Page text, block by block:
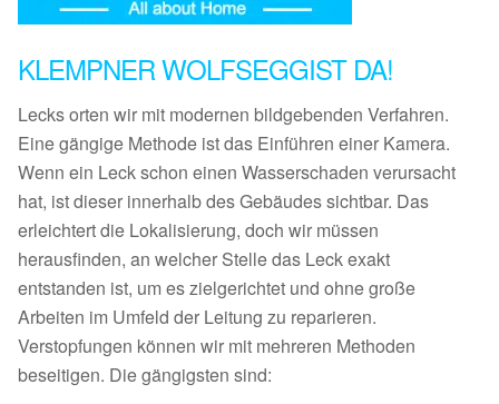
KLEMPNER WOLFSEGGIST DA!
Lecks orten wir mit modernen bildgebenden Verfahren.
Eine gängige Methode ist das Einführen einer Kamera.
Wenn ein Leck schon einen Wasserschaden verursacht
hat, ist dieser innerhalb des Gebäudes sichtbar. Das
erleichtert die Lokalisierung, doch wir müssen
herausfinden, an welcher Stelle das Leck exakt
entstanden ist, um es zielgerichtet und ohne große
Arbeiten im Umfeld der Leitung zu reparieren.
Verstopfungen können wir mit mehreren Methoden
beseitigen. Die gängigsten sind: